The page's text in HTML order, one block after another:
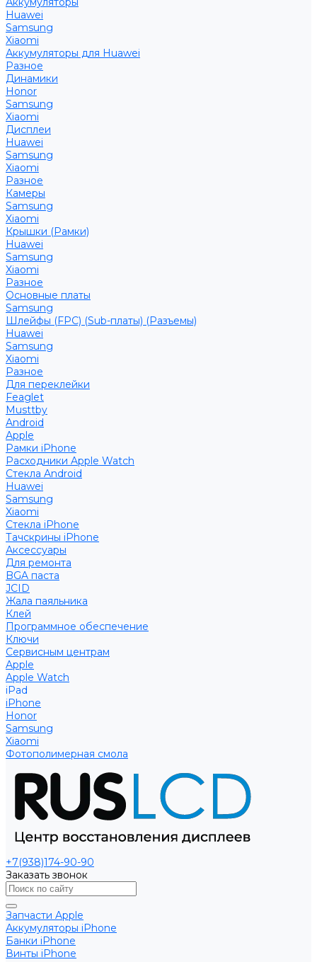
Huawei
Samsung
Xiaomi
Аккумуляторы для Huawei
Разное
Динамики
Honor
Samsung
Xiaomi
Дисплеи
Huawei
Samsung
Xiaomi
Разное
Камеры
Samsung
Xiaomi
Крышки (Рамки)
Huawei
Samsung
Xiaomi
Разное
Основные платы
Samsung
Шлейфы (FPC) (Sub-платы) (Разъемы)
Huawei
Samsung
Xiaomi
Разное
Для переклейки
Feaglet
Musttby
Android
Apple
Рамки iPhone
Расходники Apple Watch
Стекла Android
Huawei
Samsung
Xiaomi
Стекла iPhone
Тачскрины iPhone
Аксессуары
Для ремонта
BGA паста
JCID
Жала паяльника
Клей
Программное обеспечение
Ключи
Сервисным центрам
Apple
Apple Watch
iPad
iPhone
Honor
Samsung
Xiaomi
Фотополимерная смола
+7(938)174-90-90
Заказать звонок
Запчасти Apple
Аккумуляторы iPhone
Банки iPhone
Винты iPhone